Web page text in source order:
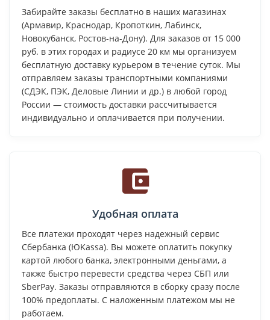
Забирайте заказы бесплатно в наших магазинах
(Армавир, Краснодар, Кропоткин, Лабинск,
Новокубанск, Ростов-на-Дону). Для заказов от 15 000
руб. в этих городах и радиусе 20 км мы организуем
бесплатную доставку курьером в течение суток. Мы
отправляем заказы транспортными компаниями
(СДЭК, ПЭК, Деловые Линии и др.) в любой город
России — стоимость доставки рассчитывается
индивидуально и оплачивается при получении.
Удобная оплата
Все платежи проходят через надежный сервис
Сбербанка (ЮKassa). Вы можете оплатить покупку
картой любого банка, электронными деньгами, а
также быстро перевести средства через СБП или
SberPay. Заказы отправляются в сборку сразу после
100% предоплаты. С наложенным платежом мы не
работаем.